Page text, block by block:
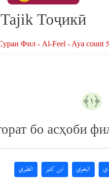
Tajik Тоҷикӣ
Фил - Al-Feel - Aya count 5
﴿١﴾
бо асҳоби
البغوي ابن كثير الطبري